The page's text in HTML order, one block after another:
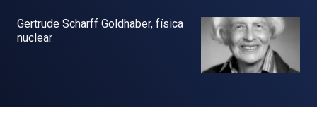
Gertrude Scharff Goldhaber, física
nuclear